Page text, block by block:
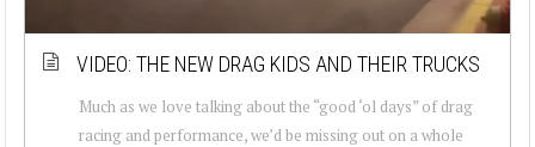
VIDEO: THE NEW DRAG KIDS AND THEIR TRUCKS
Much as we love talking about the “good ‘ol days” of drag
racing and performance, we’d be missing out on a whole